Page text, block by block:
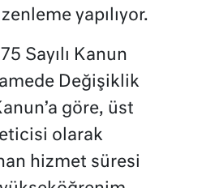
yapılıyor.
Sayılı Kanun
Değişiklik
göre, üst
olarak
hizmet süresi